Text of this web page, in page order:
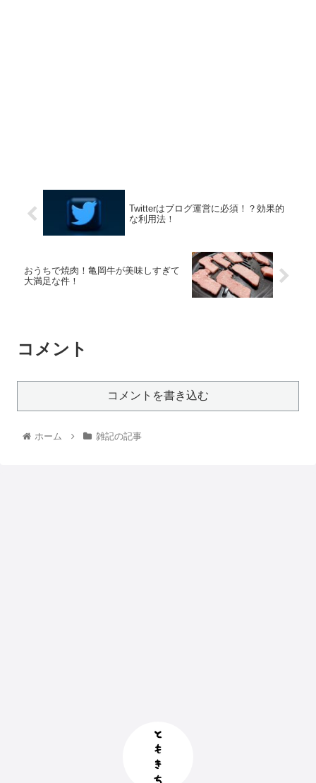
Twitterはブログ運営に必須！？効果的
な利用法！
おうちで焼肉！亀岡牛が美味しすぎて
大満足な件！
コメント
コメントを書き込む
ホーム 雑記の記事